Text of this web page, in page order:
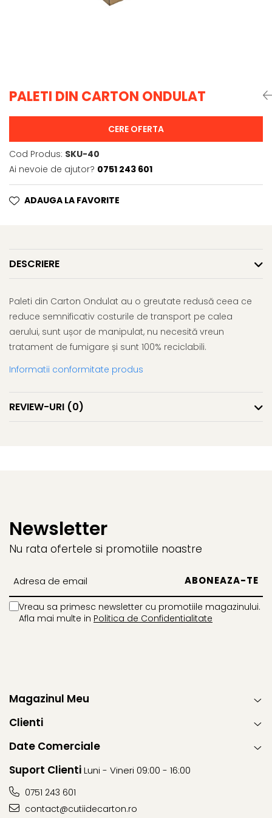
PALETI DIN CARTON ONDULAT
CERE OFERTA
Cod Produs: SKU-40
Ai nevoie de ajutor? 0751 243 601
ADAUGA LA FAVORITE
DESCRIERE
Paleti din Carton Ondulat au o greutate redusă ceea ce
reduce semnificativ costurile de transport pe calea
aerului, sunt ușor de manipulat, nu necesită vreun
tratament de fumigare și sunt 100% reciclabili.
Informatii conformitate produs
REVIEW-URI (0)
Newsletter
Nu rata ofertele si promotiile noastre
Vreau sa primesc newsletter cu promotiile magazinului.
Afla mai multe in Politica de Confidentialitate
Magazinul Meu
Clienti
Date Comerciale
Suport ClientiLuni - Vineri 09:00 - 16:00
0751 243 601
contact@cutiidecarton.ro